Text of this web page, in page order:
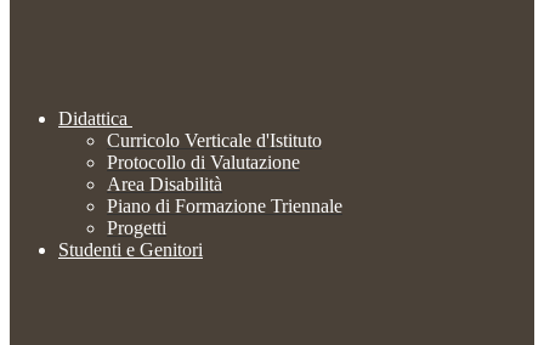
Didattica
Curricolo Verticale d'Istituto
Protocollo di Valutazione
Area Disabilità
Piano di Formazione Triennale
Progetti
Studenti e Genitori